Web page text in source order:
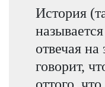
История
отвечая
говорит,
оттого,